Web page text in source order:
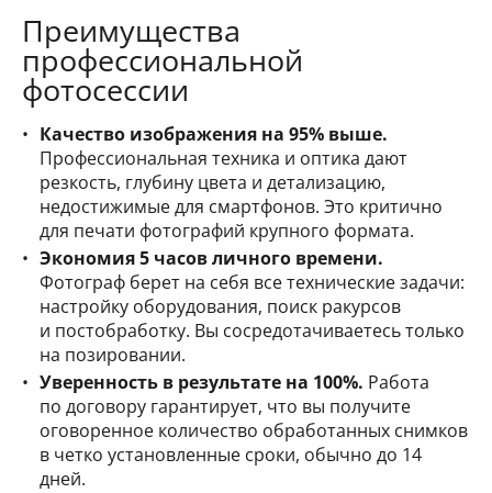
Преимущества
профессиональной
фотосессии
Качество изображения на 95% выше.
Профессиональная техника и оптика дают
резкость, глубину цвета и детализацию,
недостижимые для смартфонов. Это критично
для печати фотографий крупного формата.
Экономия 5 часов личного времени.
Фотограф берет на себя все технические задачи:
настройку оборудования, поиск ракурсов
и постобработку. Вы сосредотачиваетесь только
на позировании.
Уверенность в результате на 100%. Работа
по договору гарантирует, что вы получите
оговоренное количество обработанных снимков
в четко установленные сроки, обычно до 14
дней.